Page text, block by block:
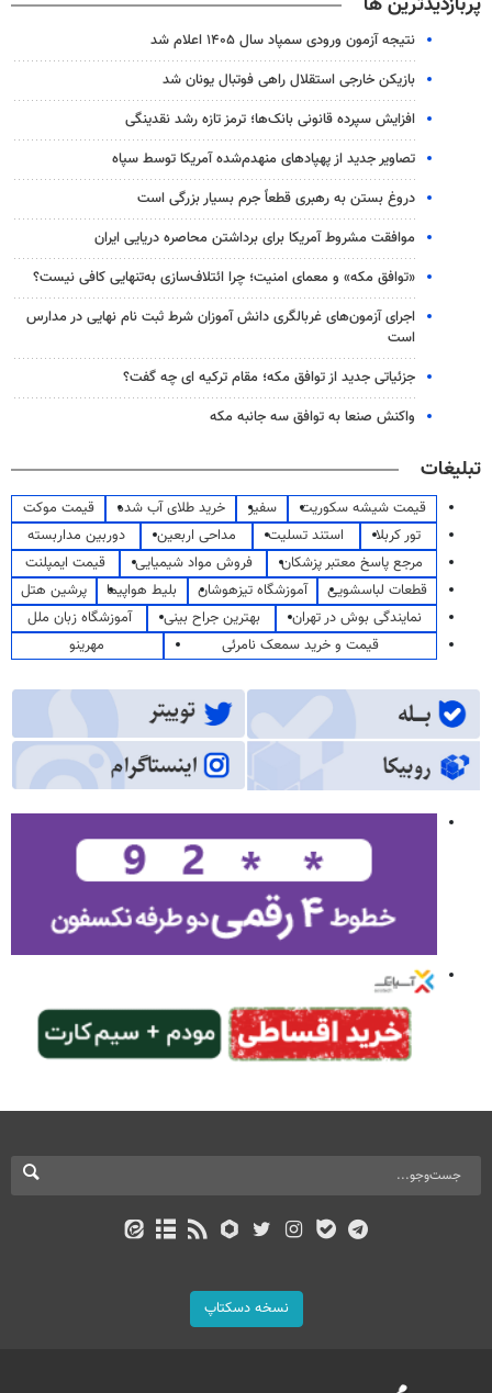
نتیجه آزمون ورودی سمپاد سال ۱۴۰۵ اعلام شد
بازیکن خارجی استقلال راهی فوتبال یونان شد
افزایش سپرده قانونی بانک‌ها؛ ترمز تازه رشد نقدینگی
تصاویر جدید از پهپادهای منهدم‌شده آمریکا توسط سپاه
دروغ بستن به رهبری قطعاً جرم بسیار بزرگی است
موافقت مشروط آمریکا برای برداشتن محاصره دریایی ایران
«توافق مکه» و معمای امنیت؛ چرا ائتلاف‌سازی به‌تنهایی کافی نیست؟
اجرای آزمون‌های غربالگری دانش آموزان شرط ثبت نام نهایی در مدارس
است
جزئیاتی جدید از توافق مکه؛ مقام ترکیه ای چه گفت؟
واکنش صنعا به توافق سه جانبه مکه
تبلیغات
قیمت شیشه سکوریت سفیر خرید طلای آب شده
قیمت موکت
تور کربلا
استند تسلیت مداحی اربعین
دوربین مداربسته
مرجع پاسخ معتبر پزشکان
فروش مواد شیمیایی
قیمت ایمپلنت
قطعات لباسشویی
آموزشگاه تیزهوشان بلیط هواپیما
پرشین هتل
نمایندگی بوش در تهران
بهترین جراح بینی
آموزشگاه زبان ملل
قیمت و خرید سمعک نامرئی
مهرینو
نسخه دسکتاپ